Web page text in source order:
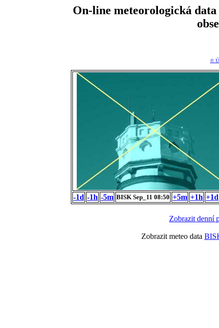
On-line meteorologická
©
-1d -1h -5m BISK Sep_11 08:50 +5m +1h +1d
Zobrazit denní
Zobrazit meteo data